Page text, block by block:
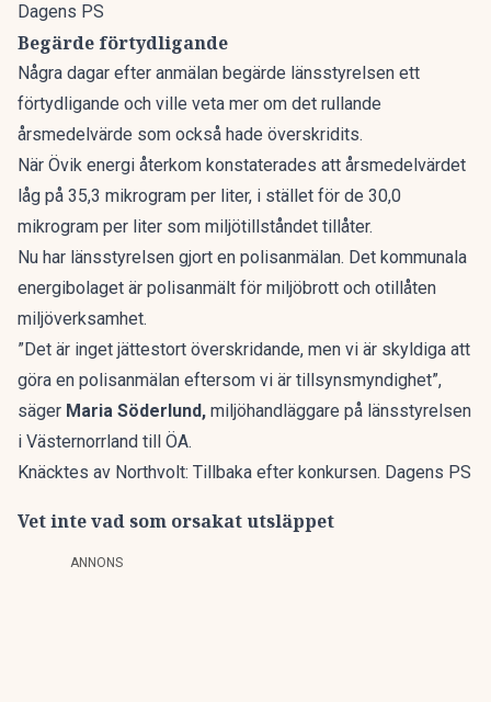
Dagens PS
Begärde förtydligande
Några dagar efter anmälan begärde länsstyrelsen ett
förtydligande och ville veta mer om det rullande
årsmedelvärde som också hade överskridits.
När Övik energi återkom konstaterades att årsmedelvärdet
låg på 35,3 mikrogram per liter, i stället för de 30,0
mikrogram per liter som miljötillståndet tillåter.
Nu har länsstyrelsen gjort en polisanmälan. Det kommunala
energibolaget är polisanmält för miljöbrott och otillåten
miljöverksamhet.
”Det är inget jättestort överskridande, men vi är skyldiga att
göra en polisanmälan eftersom vi är tillsynsmyndighet”,
säger Maria Söderlund, miljöhandläggare på länsstyrelsen
i Västernorrland till ÖA.
Knäcktes av Northvolt: Tillbaka efter konkursen. Dagens PS
Vet inte vad som orsakat utsläppet
ANNONS